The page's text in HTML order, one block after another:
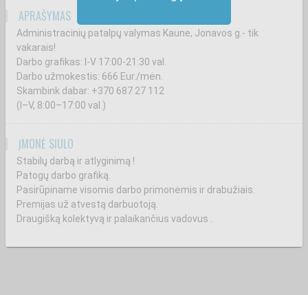
APRAŠYMAS
Administracinių patalpų valymas Kaune, Jonavos g.- tik
vakarais!
Darbo grafikas: I-V 17:00-21:30 val.
Darbo užmokestis: 666 Eur./mėn.
Skambink dabar: +370 687 27 112
(I–V, 8:00–17:00 val.)
ĮMONĖ SIŪLO
Stabilų darbą ir atlyginimą !
Patogų darbo grafiką.
Pasirūpiname visomis darbo primonėmis ir drabužiais.
Premijas už atvestą darbuotoją.
Draugišką kolektyvą ir palaikančius vadovus .